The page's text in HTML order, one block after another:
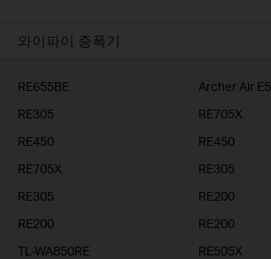
기업용
와이파이 증폭기
RE655BE
Archer Air E5
RE305
RE705X
RE450
RE450
RE705X
RE305
RE305
RE200
RE200
RE200
TL-WA850RE
RE505X